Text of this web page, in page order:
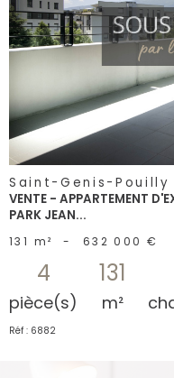
Saint-Genis-Pouilly
VENTE - APPARTEMENT
PARK JEAN...
131 m² - 632 000 €
4
pièce(s)
131
m²
Réf : 6882